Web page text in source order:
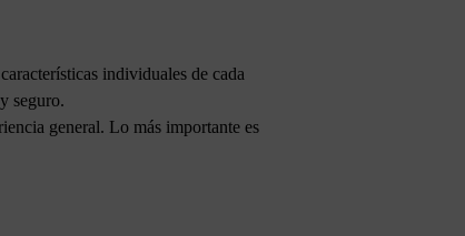
individuales de cada
seguro.
general. Lo más importante es